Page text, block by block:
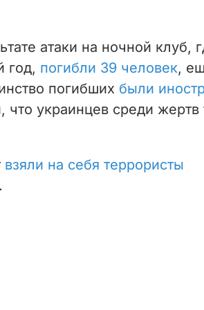
атаки на ночной клуб,
год, погибли 39 человек,
погибших были
украинцев среди жертв
взяли на себя террористы